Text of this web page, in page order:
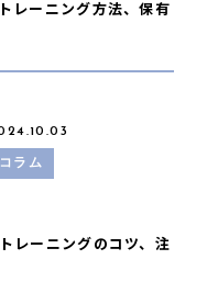
レーニング方法、保有
コラム
レーニングのコツ、注